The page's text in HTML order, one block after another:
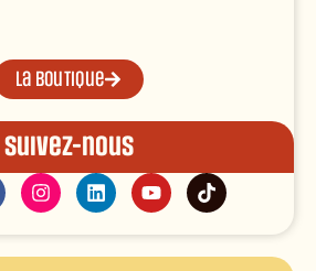
La boutique
Suivez-nous